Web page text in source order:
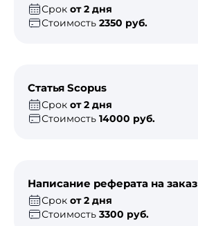
Срок от 2 дня
Стоимость 2350 руб.
Статья Scopus
Срок от 2 дня
Стоимость 14000 руб.
Написание реферата на заказ
Срок от 2 дня
Стоимость 3300 руб.